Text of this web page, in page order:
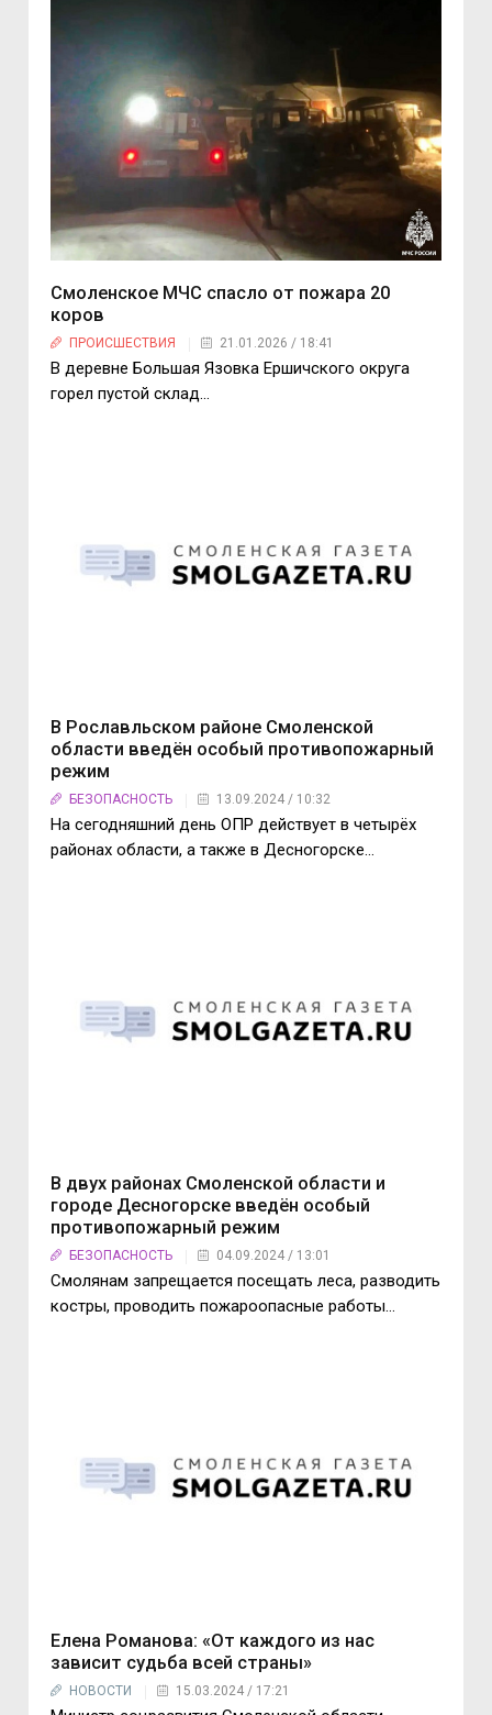
Смоленское МЧС спасло от пожара 20
коров
ПРОИСШЕСТВИЯ 21.01.2026 / 18:41
В деревне Большая Язовка Ершичского округа
горел пустой склад...
В Рославльском районе Смоленской
области введён особый противопожарный
режим
БЕЗОПАСНОСТЬ 13.09.2024 / 10:32
На сегодняшний день ОПР действует в четырёх
районах области, а также в Десногорске…
В двух районах Смоленской области и
городе Десногорске введён особый
противопожарный режим
БЕЗОПАСНОСТЬ 04.09.2024 / 13:01
Смолянам запрещается посещать леса, разводить
костры, проводить пожароопасные работы…
Елена Романова: «От каждого из нас
зависит судьба всей страны»
НОВОСТИ 15.03.2024 / 17:21